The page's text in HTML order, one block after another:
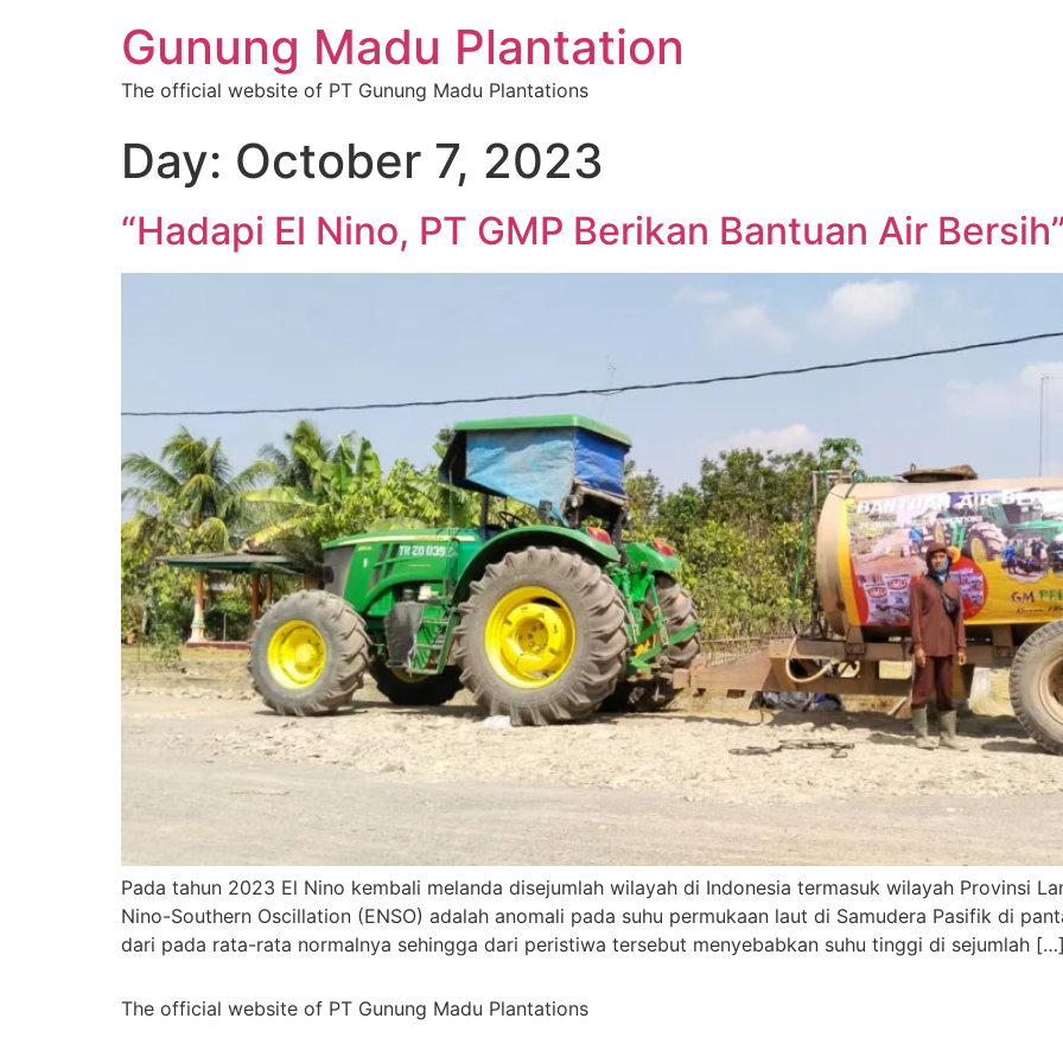
Gunung Madu Plantation
The official website of PT Gunung Madu Plantations
Day: October 7, 2023
“Hadapi El Nino, PT GMP Berikan Bantuan Air
Pada tahun 2023 El Nino kembali melanda disejumlah wilayah di Indonesia termasuk wilayah Provinsi
Nino-Southern Oscillation (ENSO) adalah anomali pada suhu permukaan laut di Samudera Pasifik di
dari pada rata-rata normalnya sehingga dari peristiwa tersebut menyebabkan suhu tinggi di sejumlah
The official website of PT Gunung Madu Plantations